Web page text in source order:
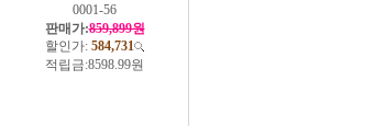
0001-56
판매가:859,899원
할인가: 584,731
적립금:8598.99원